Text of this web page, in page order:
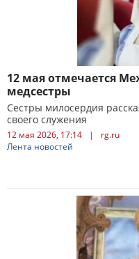
12 мая отмечается
медсестры
Сестры милосердия
своего служения
12 мая 2026, 17:14 |
rg.ru
Лента новостей